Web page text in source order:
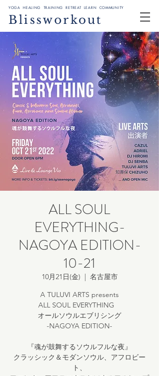
YOGA HEALING TRAINING RETREAT LEARN COMMUNITY
Blissworkout
ALL SOUL
EVERYTHING-
NAGOYA EDITION-
10-21
10月21日(金)
  |
名古屋市
A TULUVI ARTS presents
ALL SOUL EVERYTHING
オールソウルエブリシング
-NAGOYA EDITION-
『魂が鼓舞するソウルフルな夜』
クラッシック＆モダンソウル、アフロビー
ト、